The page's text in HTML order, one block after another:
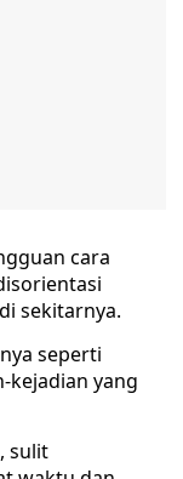
cara
sekitarnya.
seperti
kejadian yang
sulit